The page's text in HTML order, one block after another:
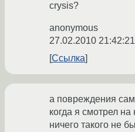
crysis?
anonymous
27.02.2010
Ссылка
а повреждения
когда я смотрел
ничего такого не